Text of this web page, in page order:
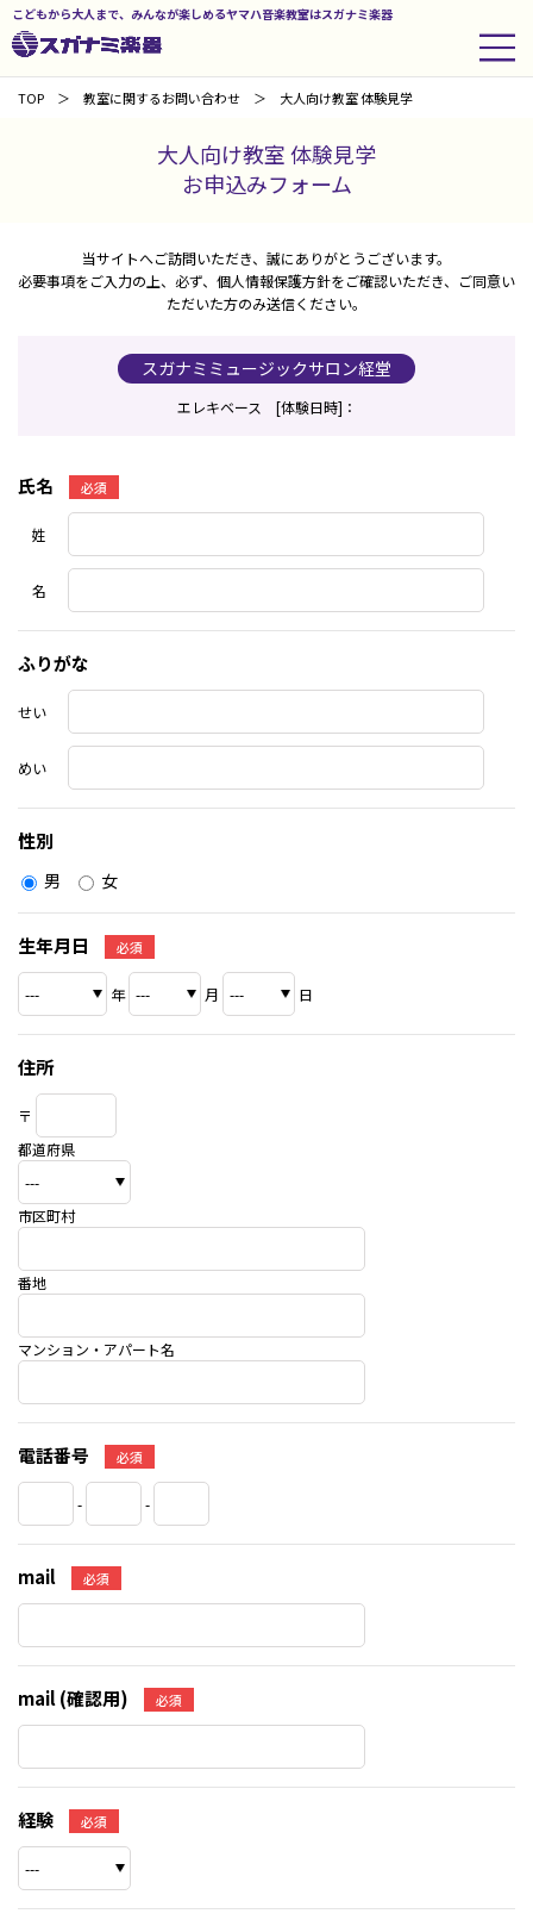
こどもから大人まで、みんなが楽しめるヤマハ音楽教室はスガナミ楽器
TOP 教室に関するお問い合わせ 大人向け教室 体験見学
大人向け教室 体験見学
お申込みフォーム
当サイトへご訪問いただき、誠にありがとうございます。
必要事項をご入力の上、必ず、個人情報保護方針をご確認いただき、ご同意い
ただいた方のみ送信ください。
スガナミミュージックサロン経堂
エレキベース [体験日時]：
氏名 必須
姓
名
ふりがな
せい
めい
性別
男 女
生年月日 必須
年 月 日
住所
〒
都道府県
市区町村
番地
マンション・アパート名
電話番号 必須
- -
mail 必須
mail (確認用) 必須
経験 必須